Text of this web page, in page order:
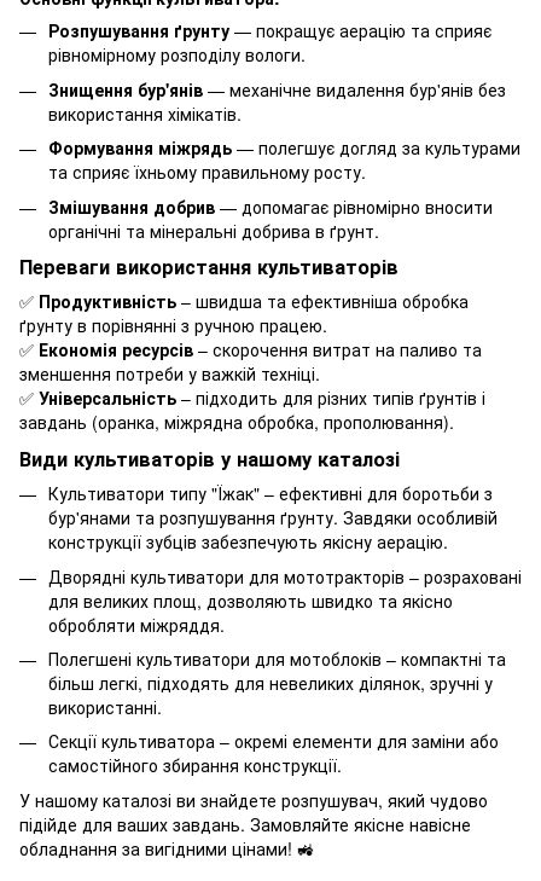
Розпушування ґрунту — покращує аерацію та сприяє
рівномірному розподілу вологи.
Знищення бур'янів — механічне видалення бур'янів без
використання хімікатів.
Формування міжрядь — полегшує догляд за культурами
та сприяє їхньому правильному росту.
Змішування добрив — допомагає рівномірно вносити
органічні та мінеральні добрива в ґрунт.
Переваги використання культиваторів
✅ Продуктивність – швидша та ефективніша обробка
ґрунту в порівнянні з ручною працею.
✅ Економія ресурсів – скорочення витрат на паливо та
зменшення потреби у важкій техніці.
✅ Універсальність – підходить для різних типів ґрунтів і
завдань (оранка, міжрядна обробка, прополювання).
Види культиваторів у нашому каталозі
Культиватори типу "Їжак" – ефективні для боротьби з
бур'янами та розпушування ґрунту. Завдяки особливій
конструкції зубців забезпечують якісну аерацію.
Дворядні культиватори для мототракторів – розраховані
для великих площ, дозволяють швидко та якісно
обробляти міжряддя.
Полегшені культиватори для мотоблоків – компактні та
більш легкі, підходять для невеликих ділянок, зручні у
використанні.
Секції культиватора – окремі елементи для заміни або
самостійного збирання конструкції.
У нашому каталозі ви знайдете розпушувач, який чудово
підійде для ваших завдань. Замовляйте якісне навісне
обладнання за вигідними цінами! 🚜